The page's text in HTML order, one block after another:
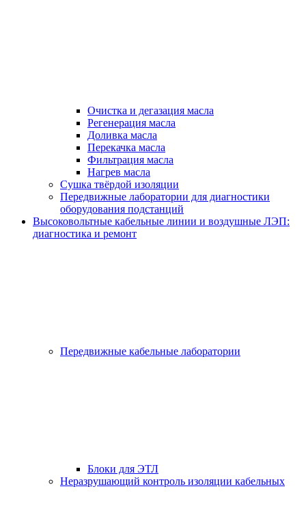
Очистка и дегазация масла
Регенерация масла
Доливка масла
Перекачка масла
Фильтрация масла
Нагрев масла
Сушка твёрдой изоляции
Передвижные лаборатории для диагностики
оборудования подстанций
Высоковольтные кабельные линии и воздушные ЛЭП:
диагностика и ремонт
Передвижные кабельные лаборатории
Блоки для ЭТЛ
Неразрушающий контроль изоляции кабельных